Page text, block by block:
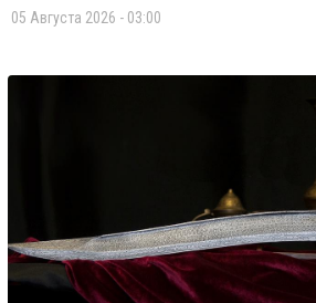
05 Августа 2026 - 03:00